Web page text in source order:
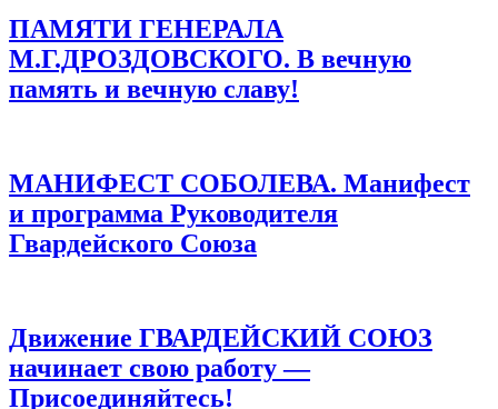
ПАМЯТИ ГЕНЕРАЛА
М.Г.ДРОЗДОВСКОГО. В вечную
память и вечную славу!
МАНИФЕСТ СОБОЛЕВА. Манифест
и программа Руководителя
Гвардейского Союза
Движение ГВАРДЕЙСКИЙ СОЮЗ
начинает свою работу —
Присоединяйтесь!